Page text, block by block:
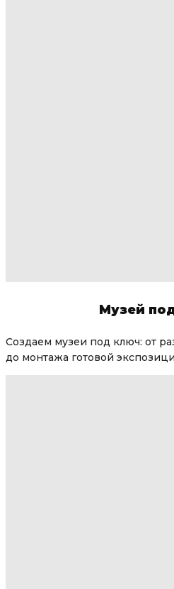
Музей
Создаем музеи под ключ: от
до монтажа готовой